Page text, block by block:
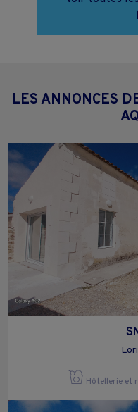
LES ANNONCES
Hôtellerie et